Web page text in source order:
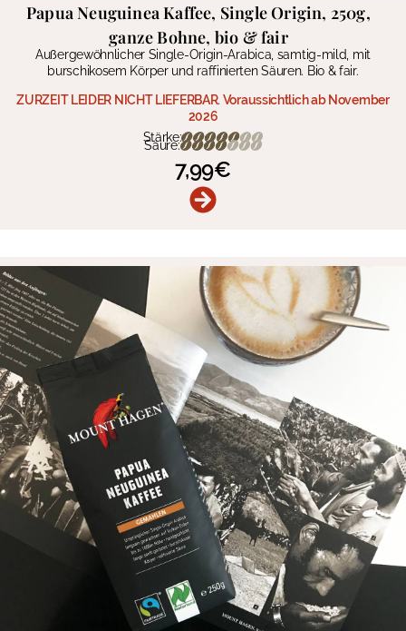
Papua Neuguinea Kaffee, Single Origin, 250g,
ganze Bohne, bio & fair
Außergewöhnlicher Single-Origin-Arabica, samtig-mild, mit
burschikosem Körper und raffinierten Säuren. Bio & fair.
ZURZEIT LEIDER NICHT LIEFERBAR. Voraussichtlich ab November
2026
Stärke:
Säure:
7,99€